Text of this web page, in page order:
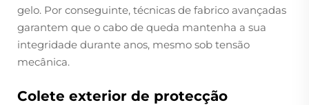
gelo. Por conseguinte, técnicas de fabrico avançadas
garantem que o cabo de queda mantenha a sua
integridade durante anos, mesmo sob tensão
mecânica.
Colete exterior de protecção